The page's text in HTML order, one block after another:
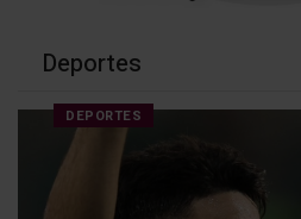
Deportes
DEPORTES